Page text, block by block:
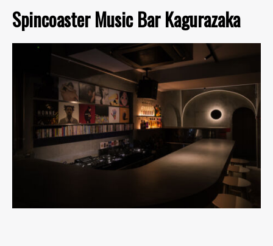
Spincoaster Music Bar Kagurazaka